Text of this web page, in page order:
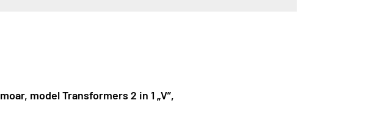
model Transformers 2 in 1 „V”,